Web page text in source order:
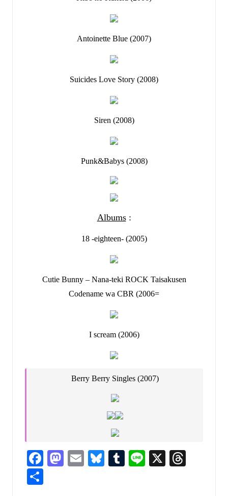
Antoinette Blue (2007)
Suicides Love Story (2008)
Siren (2008)
Punk&Babys (2008)
Albums:
18 -eighteen- (2005)
Cutie Bunny – Nana-teki ROCK Taisakusen
Codename wa CBR (2006=
I scream (2006)
Berry Berry Singles (2007)
Fa M E
Bl T
Li X